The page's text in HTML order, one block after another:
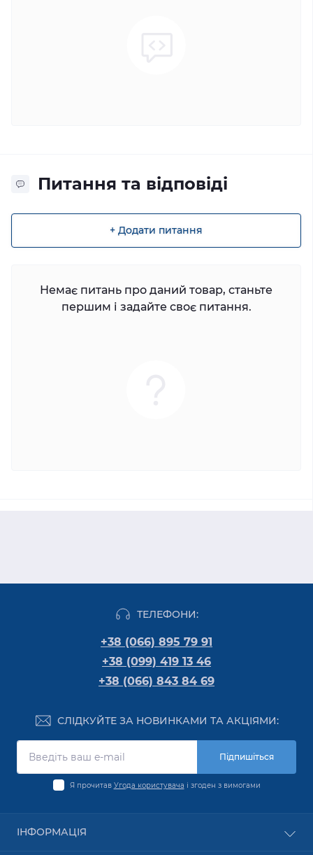
Питання та відповіді
+ Додати питання
Немає питань про даний товар, станьте
першим і задайте своє питання.
ТЕЛЕФОНИ:
+38 (066) 895 79 91
+38 (099) 419 13 46
+38 (066) 843 84 69
СЛІДКУЙТЕ ЗА НОВИНКАМИ ТА АКЦІЯМИ:
Підпишіться
Я прочитав Угода користувача і згоден з вимогами
ІНФОРМАЦІЯ